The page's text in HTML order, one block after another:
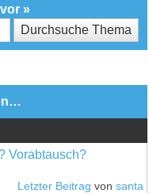
»
Vorabtausch?
Letzter Beitrag von santa